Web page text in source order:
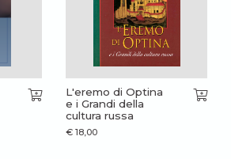
L'eremo di Optina
e i Grandi della
cultura russa
€ 18,00